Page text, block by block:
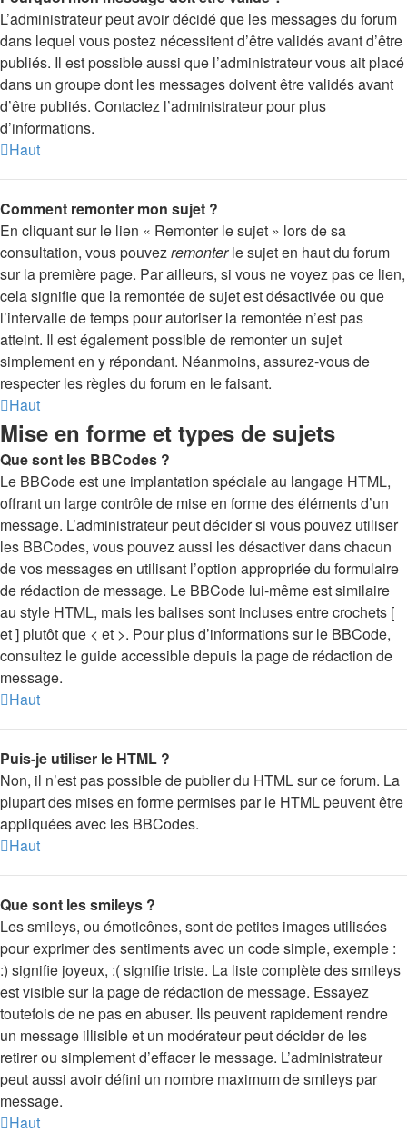
L’administrateur peut avoir décidé que les messages du forum
dans lequel vous postez nécessitent d’être validés avant d’être
publiés. Il est possible aussi que l’administrateur vous ait placé
dans un groupe dont les messages doivent être validés avant
d’être publiés. Contactez l’administrateur pour plus
d’informations.
Haut
Comment remonter mon sujet ?
En cliquant sur le lien « Remonter le sujet » lors de sa
consultation, vous pouvezremonterle sujet en haut du forum
sur la première page. Par ailleurs, si vous ne voyez pas ce lien,
cela signifie que la remontée de sujet est désactivée ou que
l’intervalle de temps pour autoriser la remontée n’est pas
atteint. Il est également possible de remonter un sujet
simplement en y répondant. Néanmoins, assurez-vous de
respecter les règles du forum en le faisant.
Haut
Mise en forme et types de sujets
Que sont les BBCodes ?
Le BBCode est une implantation spéciale au langage HTML,
offrant un large contrôle de mise en forme des éléments d’un
message. L’administrateur peut décider si vous pouvez utiliser
les BBCodes, vous pouvez aussi les désactiver dans chacun
de vos messages en utilisant l’option appropriée du formulaire
de rédaction de message. Le BBCode lui-même est similaire
au style HTML, mais les balises sont incluses entre crochets [
et ] plutôt que < et >. Pour plus d’informations sur le BBCode,
consultez le guide accessible depuis la page de rédaction de
message.
Haut
Puis-je utiliser le HTML ?
Non, il n’est pas possible de publier du HTML sur ce forum. La
plupart des mises en forme permises par le HTML peuvent être
appliquées avec les BBCodes.
Haut
Que sont les smileys ?
Les smileys, ou émoticônes, sont de petites images utilisées
pour exprimer des sentiments avec un code simple, exemple :
:) signifie joyeux, :( signifie triste. La liste complète des smileys
est visible sur la page de rédaction de message. Essayez
toutefois de ne pas en abuser. Ils peuvent rapidement rendre
un message illisible et un modérateur peut décider de les
retirer ou simplement d’effacer le message. L’administrateur
peut aussi avoir défini un nombre maximum de smileys par
message.
Haut